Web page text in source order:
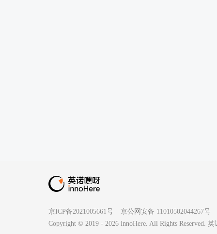
京ICP备2021005661号
京公网安备 11010502044267号
Copyright © 2019 - 2026 innoHere. All Rights Reserved.